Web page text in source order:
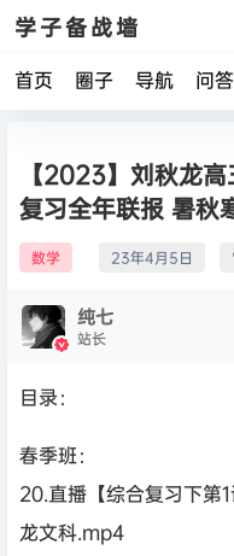
学子备战墙
首页 圈子 导航 问答
【2023】刘秋龙
复习全年联报 暑秋
数学 23年4月5日
纯七
站长
目录：
春季班：
20.直播【综合复习下第
龙文科.mp4